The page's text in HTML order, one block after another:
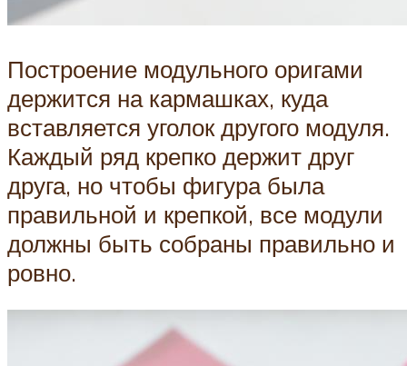
Построение модульного оригами
держится на кармашках, куда
вставляется уголок другого модуля.
Каждый ряд крепко держит друг
друга, но чтобы фигура была
правильной и крепкой, все модули
должны быть собраны правильно и
ровно.